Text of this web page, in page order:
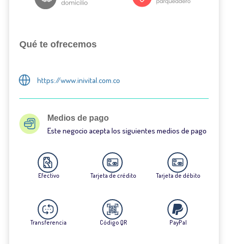
Qué te ofrecemos
https://www.inivital.com.co
Medios de pago
Este negocio acepta los siguientes medios de pago
Efectivo Tarjeta de crédito Tarjeta de débito
Transferencia Código QR PayPal